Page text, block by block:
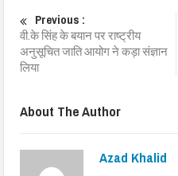
Previous :
वी.के सिंह के बयान पर राष्ट्रीय
अनुसूचित जाति आयोग ने कड़ा संज्ञान
लिया
About The Author
Azad Khalid